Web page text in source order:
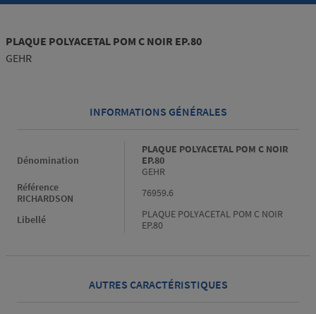
PLAQUE POLYACETAL POM C NOIR EP.80
GEHR
INFORMATIONS GÉNÉRALES
Dénomination
PLAQUE POLYACETAL POM C NOIR
EP.80
GEHR
Référence
RICHARDSON
76959.6
Libellé
PLAQUE POLYACETAL POM C NOIR
EP.80
AUTRES CARACTÉRISTIQUES